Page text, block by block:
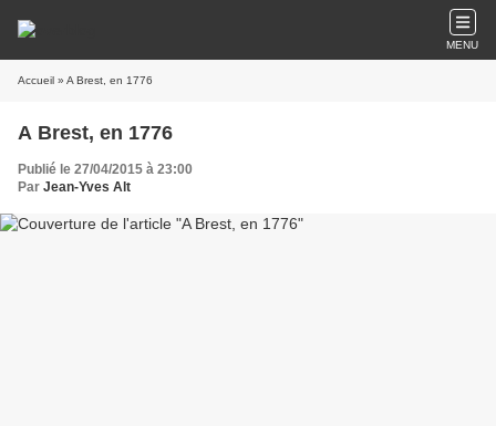
MENU
Accueil » A Brest, en 1776
A Brest, en 1776
Publié le 27/04/2015 à 23:00
Par Jean-Yves Alt